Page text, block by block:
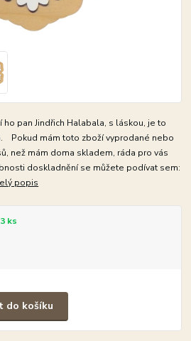
ho pan Jindřich Halabala, s láskou, je to
Pokud mám toto zboží vyprodané nebo
než mám doma skladem, ráda pro vás
doskladnění se můžete podívat sem:
popis
ks
do košíku